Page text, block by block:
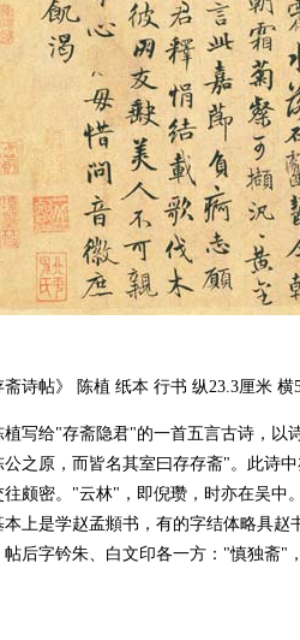
斋诗帖》 陈植 纸本 行书 纵23.3厘米
植写给"存斋隐君"的一首五言古诗，以
公之原，而皆名其室曰存存斋"。此诗
往颇密。"云林"，即倪瓒，时亦在吴中。
本上是学赵孟頫书，有的字结体略具
帖后字钤朱、白文印各一方："慎独斋"